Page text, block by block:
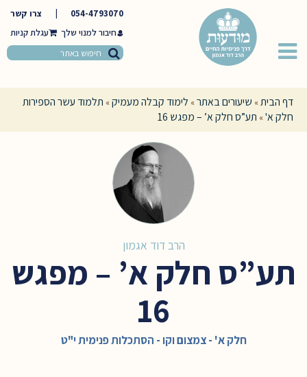
054-4793070
צרו קשר
חיבור למנוי שלך
דף הבית» שיעורים באתר» לימוד קבלה מעמיק» תלמוד עשר הספירות
חלק א'» תע”ס חלק א’ – מפגש 16
הרב דוד אגמון
תע”ס חלק א’ – מפגש
16
חלק א' - צמצום וקו - הסתכלות פנימית י"ט